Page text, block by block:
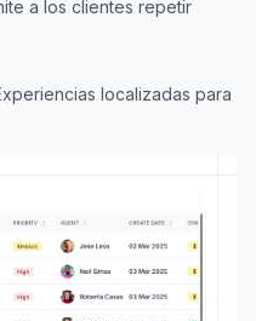
a los clientes repetir
localizadas para